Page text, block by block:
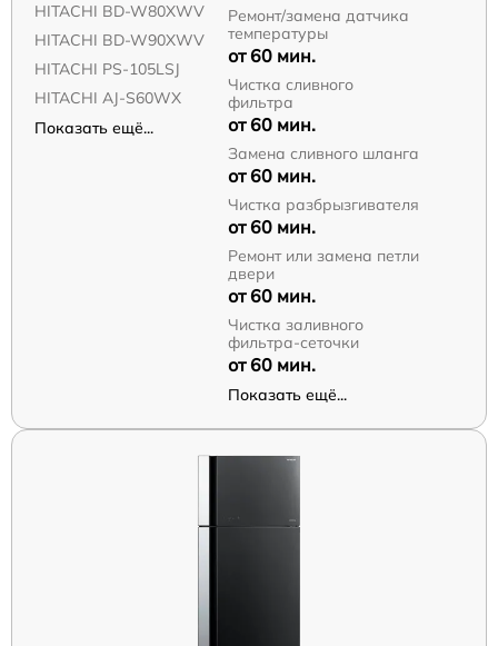
HITACHI BD-W80XWV
HITACHI BD-W90XWV
HITACHI PS-105LSJ
HITACHI AJ-S60WX
Показать ещё...
Ремонт/замена датчика
температуры
от 60 мин.
Чистка сливного
фильтра
от 60 мин.
Замена сливного шланга
от 60 мин.
Чистка разбрызгивателя
от 60 мин.
Ремонт или замена петли
двери
от 60 мин.
Чистка заливного
фильтра-сеточки
от 60 мин.
Показать ещё...